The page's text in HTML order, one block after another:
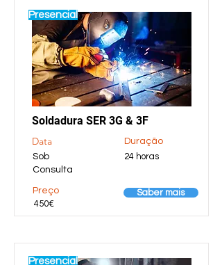
Presencial
Soldadura SER 3G & 3F
Data
Sob
Consulta
Preço
450€
Duração
24 horas
Saber mais
Presencial